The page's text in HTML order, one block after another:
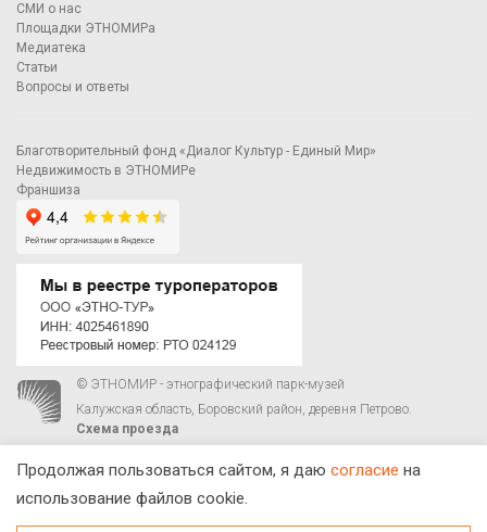
СМИ о нас
Площадки ЭТНОМИРа
Медиатека
Статьи
Вопросы и ответы
Благотворительный фонд «Диалог Культур - Единый Мир»
Недвижимость в ЭТНОМИРе
Франшиза
© ЭТНОМИР - этнографический парк-музей
Калужская область, Боровский район, деревня Петрово.
Схема проезда
Продолжая пользоваться сайтом, я даю согласие на
использование файлов cookie.